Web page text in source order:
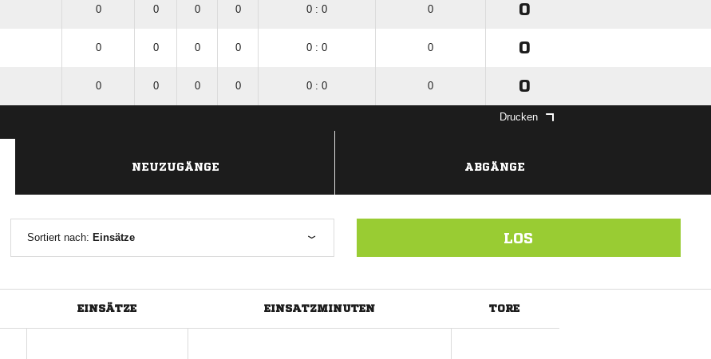
0 0 0 0 0 : 0 0 0
0 0 0 0 0 : 0 0 0
0 0 0 0 0 : 0 0 0
Drucken
NEUZUGÄNGE ABGÄNGE
Sortiert nach: Einsätze LOS
EINSÄTZE EINSATZMINUTEN TORE